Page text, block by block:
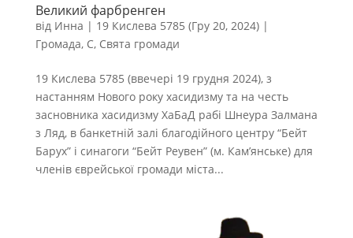
Великий фарбренген
від Инна | 19 Кислева 5785 (Гру 20, 2024)|
Громада, С, Свята громади
19 Кислева 5785 (ввечері 19 грудня 2024), з
настанням Нового року хасидизму та на честь
засновника хасидизму ХаБаД рабі Шнеура Залмана
з Ляд, в банкетній залі благодійного центру “Бейт
Барух” і синагоги “Бейт Реувен” (м. Кам’янське) для
членів єврейської громади міста...